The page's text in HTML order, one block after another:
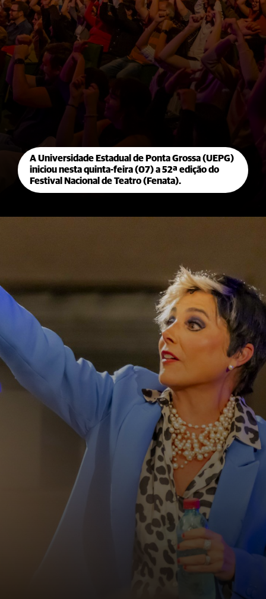
A Universidade Estadual de Ponta Grossa (UEPG)
iniciou nesta quinta-feira (07) a 52ª edição do
Festival Nacional de Teatro (Fenata).